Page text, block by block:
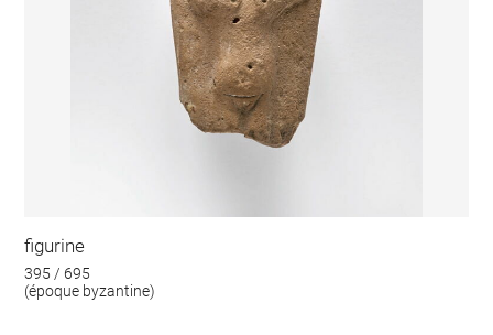
figurine
395 / 695
(époque byzantine)